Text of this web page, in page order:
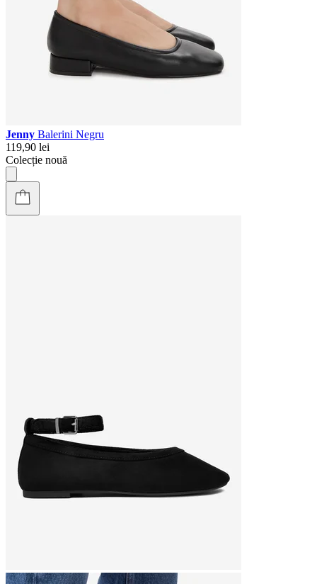
Jenny Balerini Negru
119,90 lei
Colecție nouă